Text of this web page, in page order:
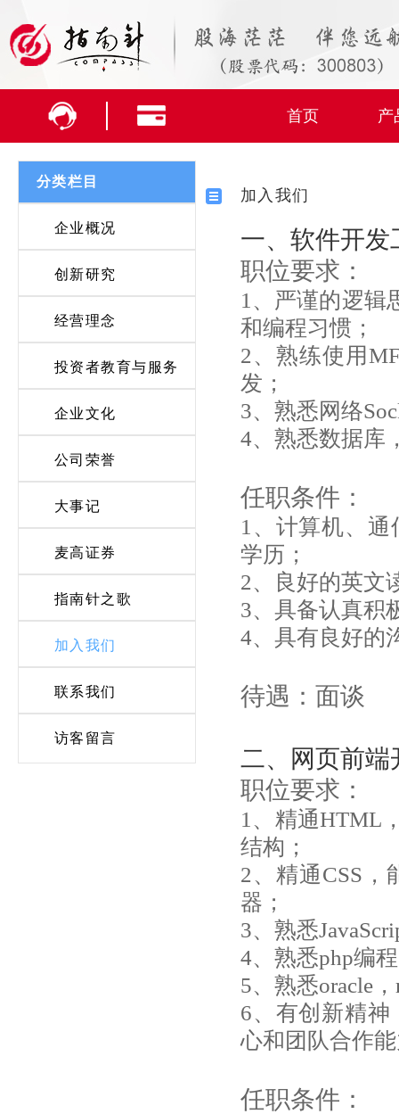
首页 产
分类栏目
企业概况
创新研究
经营理念
投资者教育与服务
企业文化
公司荣誉
大事记
麦高证券
指南针之歌
加入我们
联系我们
访客留言
加入我们
一、软件开发
职位要求：
1、严谨的逻辑
和编程习惯；
2、熟练使用
发；
3、熟悉网络
4、熟悉数据库
任职条件：
1、计算机、
学历；
2、良好的英文
3、具备认真积
4、具有良好的
待遇：面谈
二、网页前端
职位要求：
1、精通HTML
结构；
2、精通CSS
器；
3、熟悉
4、熟悉php编
5、熟悉oracle
6、有创新精
心和团队合作
任职条件：